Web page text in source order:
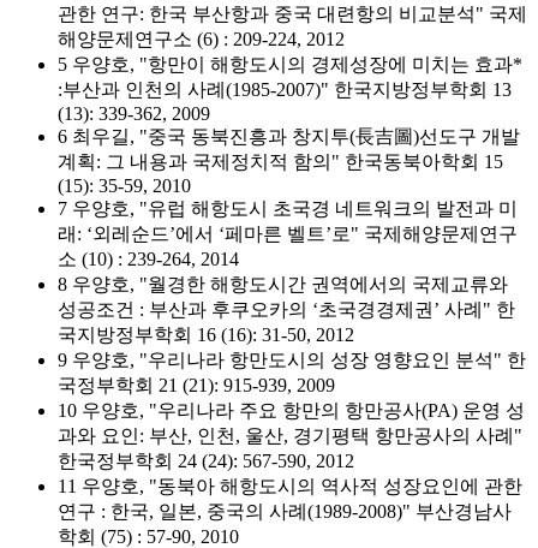
관한 연구: 한국 부산항과 중국 대련항의 비교분석" 국제
해양문제연구소 (6) : 209-224, 2012
5 우양호, "항만이 해항도시의 경제성장에 미치는 효과*
:부산과 인천의 사례(1985-2007)" 한국지방정부학회 13
(13): 339-362, 2009
6 최우길, "중국 동북진흥과 창지투(長吉圖)선도구 개발
계획: 그 내용과 국제정치적 함의" 한국동북아학회 15
(15): 35-59, 2010
7 우양호, "유럽 해항도시 초국경 네트워크의 발전과 미
래: ‘외레순드’에서 ‘페마른 벨트’로" 국제해양문제연구
소 (10) : 239-264, 2014
8 우양호, "월경한 해항도시간 권역에서의 국제교류와
성공조건 : 부산과 후쿠오카의 ‘초국경경제권’ 사례" 한
국지방정부학회 16 (16): 31-50, 2012
9 우양호, "우리나라 항만도시의 성장 영향요인 분석" 한
국정부학회 21 (21): 915-939, 2009
10 우양호, "우리나라 주요 항만의 항만공사(PA) 운영 성
과와 요인: 부산, 인천, 울산, 경기평택 항만공사의 사례"
한국정부학회 24 (24): 567-590, 2012
11 우양호, "동북아 해항도시의 역사적 성장요인에 관한
연구 : 한국, 일본, 중국의 사례(1989-2008)" 부산경남사
학회 (75) : 57-90, 2010